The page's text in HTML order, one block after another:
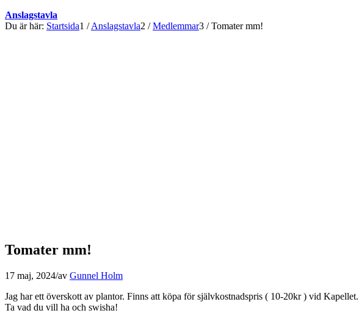
Anslagstavla
Du är här: Startsida1 / Anslagstavla2 / Medlemmar3 / Tomater mm!
Tomater mm!
17 maj, 2024/av Gunnel Holm
Jag har ett överskott av plantor. Finns att köpa för självkostnadspris ( 10-20kr ) vid Kapellet.
Ta vad du vill ha och swisha!